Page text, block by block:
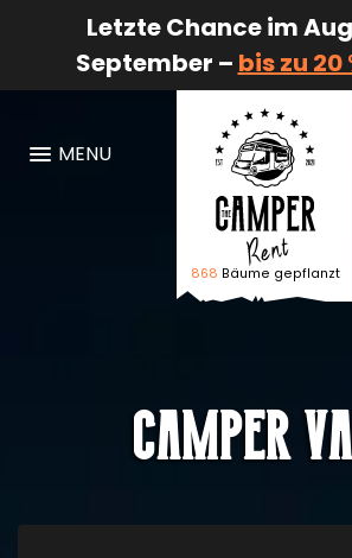
Letzte Chance im
September – bis zu 20
MENU
Logo De
868 Bäume gepflanzt
Camper